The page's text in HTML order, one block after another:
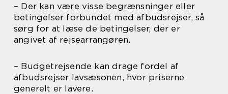
– Der kan være visse begrænsninger eller
betingelser forbundet med afbudsrejser, så
sørg for at læse de betingelser, der er
angivet af rejsearrangøren.
– Budgetrejsende kan drage fordel af
afbudsrejser lavsæsonen, hvor priserne
generelt er lavere.